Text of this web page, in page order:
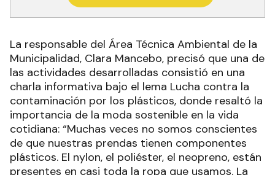
La responsable del Área Técnica Ambiental de la
Municipalidad, Clara Mancebo, precisó que una de
las actividades desarrolladas consistió en una
charla informativa bajo el lema Lucha contra la
contaminación por los plásticos, donde resaltó la
importancia de la moda sostenible en la vida
cotidiana: “Muchas veces no somos conscientes
de que nuestras prendas tienen componentes
plásticos. El nylon, el poliéster, el neopreno, están
presentes en casi toda la ropa que usamos. La